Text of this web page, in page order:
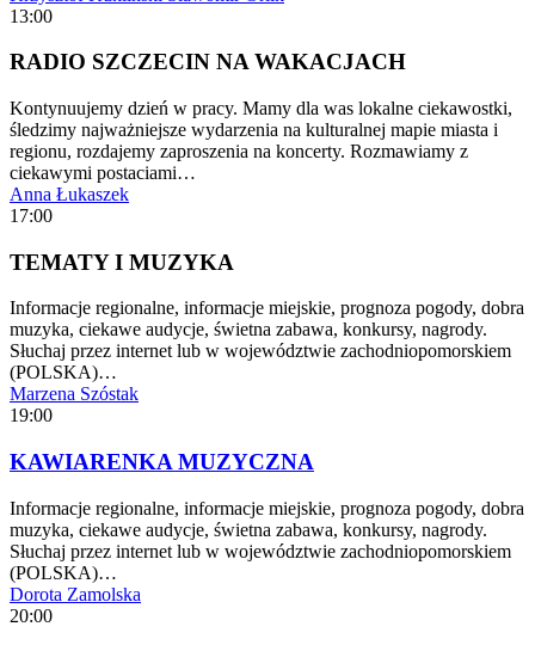
13:00
RADIO SZCZECIN NA WAKACJACH
Kontynuujemy dzień w pracy. Mamy dla was lokalne ciekawostki,
śledzimy najważniejsze wydarzenia na kulturalnej mapie miasta i
regionu, rozdajemy zaproszenia na koncerty. Rozmawiamy z
ciekawymi postaciami…
Anna Łukaszek
17:00
TEMATY I MUZYKA
Informacje regionalne, informacje miejskie, prognoza pogody, dobra
muzyka, ciekawe audycje, świetna zabawa, konkursy, nagrody.
Słuchaj przez internet lub w województwie zachodniopomorskiem
(POLSKA)…
Marzena Szóstak
19:00
KAWIARENKA MUZYCZNA
Informacje regionalne, informacje miejskie, prognoza pogody, dobra
muzyka, ciekawe audycje, świetna zabawa, konkursy, nagrody.
Słuchaj przez internet lub w województwie zachodniopomorskiem
(POLSKA)…
Dorota Zamolska
20:00